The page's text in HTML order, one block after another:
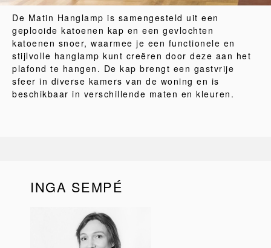
De Matin Hanglamp is samengesteld uit een
geplooide katoenen kap en een gevlochten
katoenen snoer, waarmee je een functionele en
stijlvolle hanglamp kunt creëren door deze aan het
plafond te hangen. De kap brengt een gastvrije
sfeer in diverse kamers van de woning en is
beschikbaar in verschillende maten en kleuren.
INGA SEMPÉ